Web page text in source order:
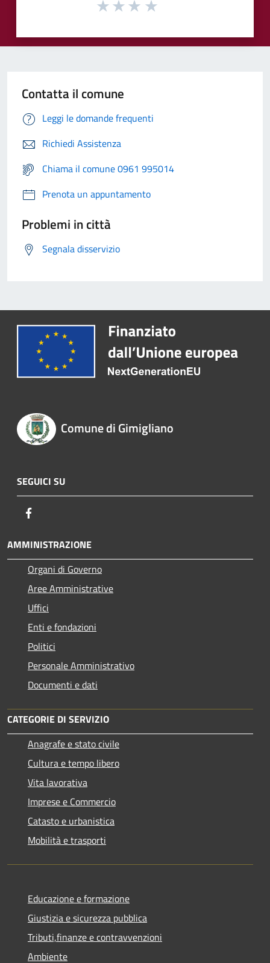
Contatta il comune
Leggi le domande frequenti
Richiedi Assistenza
Chiama il comune 0961 995014
Prenota un appuntamento
Problemi in città
Segnala disservizio
Comune di Gimigliano
SEGUICI SU
AMMINISTRAZIONE
Organi di Governo
Aree Amministrative
Uffici
Enti e fondazioni
Politici
Personale Amministrativo
Documenti e dati
CATEGORIE DI SERVIZIO
Anagrafe e stato civile
Cultura e tempo libero
Vita lavorativa
Imprese e Commercio
Catasto e urbanistica
Mobilità e trasporti
Educazione e formazione
Giustizia e sicurezza pubblica
Tributi,finanze e contravvenzioni
Ambiente